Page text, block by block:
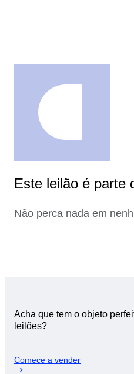
Este leilão é parte
Não perca nada em
Acha que tem o objeto
leilões?
Comece a vender